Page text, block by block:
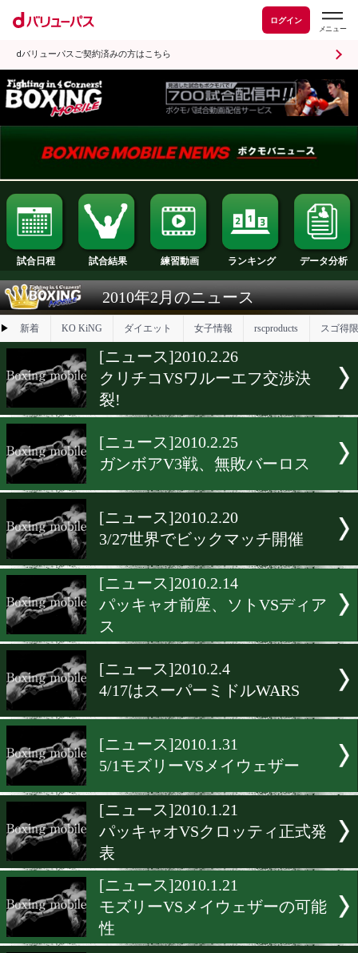
ログイン
dバリューパスご契約済みの方はこちら
試合日程 試合結果 練習動画 ランキング
2010年2月のニュース
▶ 新着 KO KiNG
クリチコVSワルーエフ交
[ニュース]2010.2.25
3/27世界でビックマッチ開
[ニュース]2010.2.14
ス
[ニュース]2010.2.4
4/17はスーパーミドル
[ニュース]2010.1.31
5/1モズリーVSメイウェザ